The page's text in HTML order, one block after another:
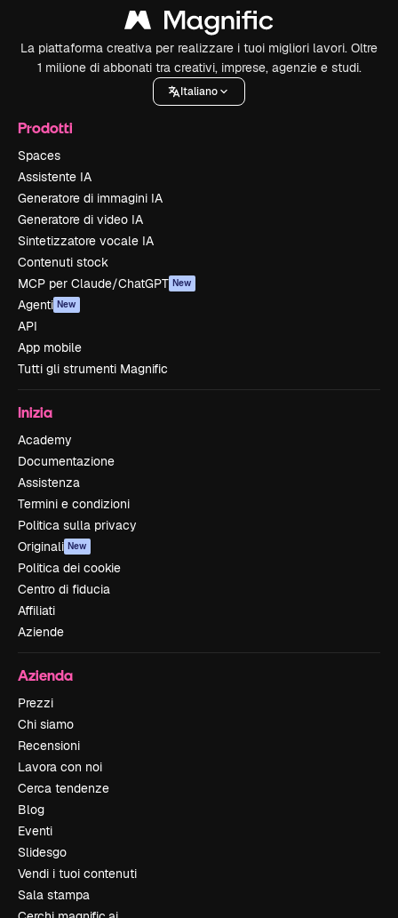
La piattaforma creativa per realizzare i tuoi migliori lavori. Oltre
1 milione di abbonati tra creativi, imprese, agenzie e studi.
Italiano
Prodotti
Spaces
Assistente IA
Generatore di immagini IA
Generatore di video IA
Sintetizzatore vocale IA
Contenuti stock
MCP per Claude/ChatGPT New
Agenti New
API
App mobile
Tutti gli strumenti Magnific
Inizia
Academy
Documentazione
Assistenza
Termini e condizioni
Politica sulla privacy
Originali New
Politica dei cookie
Centro di fiducia
Affiliati
Aziende
Azienda
Prezzi
Chi siamo
Recensioni
Lavora con noi
Cerca tendenze
Blog
Eventi
Slidesgo
Vendi i tuoi contenuti
Sala stampa